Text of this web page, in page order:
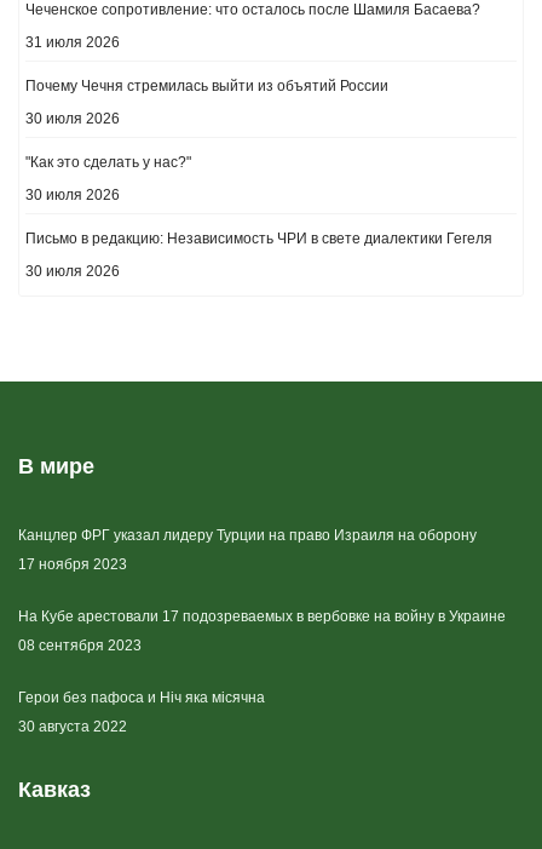
Чеченское сопротивление: что осталось после Шамиля Басаева?
31 июля 2026
Почему Чечня стремилась выйти из объятий России
30 июля 2026
"Как это сделать у нас?"
30 июля 2026
Письмо в редакцию: Независимость ЧРИ в свете диалектики Гегеля
30 июля 2026
В мире
Канцлер ФРГ указал лидеру Турции на право Израиля на оборону
17 ноября 2023
На Кубе арестовали 17 подозреваемых в вербовке на войну в Украине
08 сентября 2023
Герои без пафоса и Ніч яка місячна
30 августа 2022
Кавказ